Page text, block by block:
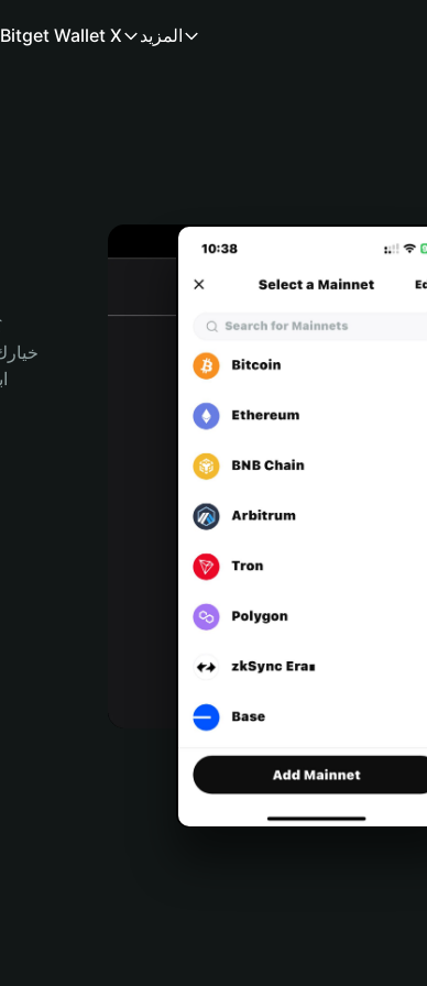
Bitget Wallet X المزيد